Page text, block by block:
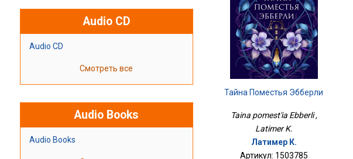
Audio CD
Audio CD
Смотреть все
Audio Books
Audio Books
Тайна Поместья Эбберли
Taina pomest'ia Ebberli ,
Latimer K.
Латимер К.
Артикул: 1503785